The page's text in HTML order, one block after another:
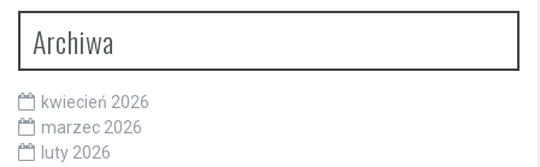
Archiwa
kwiecień 2026
marzec 2026
luty 2026